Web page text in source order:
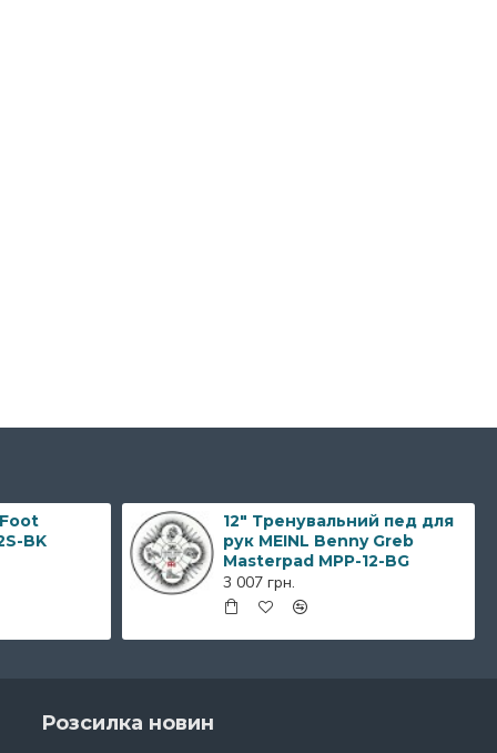
BK
12" Тренувальний пед для
рук MEINL Benny Greb
Masterpad MPP-12-BG
3 007 грн.
Розсилка новин